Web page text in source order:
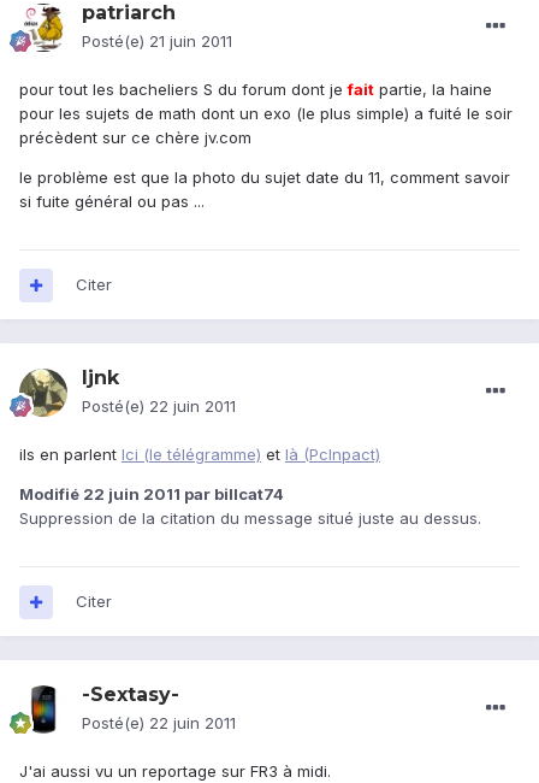
patriarch
Posté(e) 21 juin 2011
pour tout les bacheliers S du forum dont jefait partie, la haine
pour les sujets de math dont un exo (le plus simple) a fuité le soir
précèdent sur ce chère jv.com
le problème est que la photo du sujet date du 11, comment savoir
si fuite général ou pas ...
Citer
ljnk
Posté(e) 22 juin 2011
ils en parlent Ici (le télégramme) et là (PcInpact)
Modifié 22 juin 2011 par billcat74
Suppression de la citation du message situé juste au dessus.
Citer
-Sextasy-
Posté(e) 22 juin 2011
J'ai aussi vu un reportage sur FR3 à midi.